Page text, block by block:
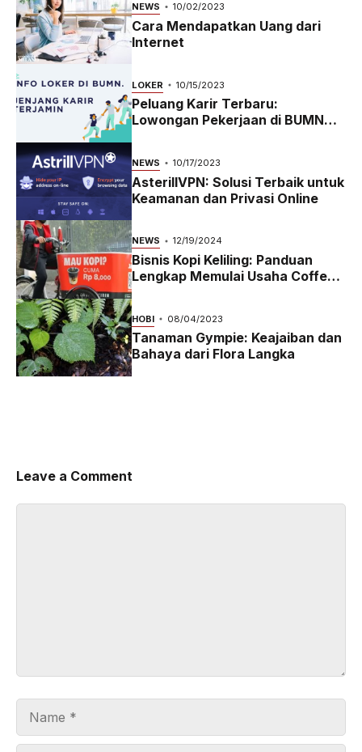
NEWS 10/02/2023
Cara Mendapatkan Uang dari
Internet
LOKER 10/15/2023
Peluang Karir Terbaru:
Lowongan Pekerjaan di BUMN
NEWS 10/17/2023
AsterillVPN: Solusi Terbaik untuk
Keamanan dan Privasi Online
NEWS 12/19/2024
Bisnis Kopi Keliling: Panduan
Lengkap Memulai Usaha Coffee
Bike yang Menguntungkan di
2024
HOBI 08/04/2023
Tanaman Gympie: Keajaiban dan
Bahaya dari Flora Langka
Leave a Comment